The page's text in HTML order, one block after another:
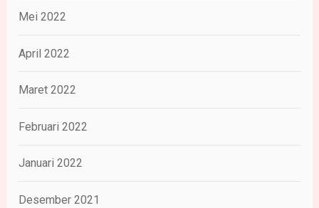
Mei 2022
April 2022
Maret 2022
Februari 2022
Januari 2022
Desember 2021